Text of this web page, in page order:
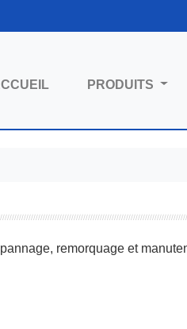
PRODUITS
remorquage et